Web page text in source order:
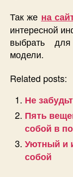
Так же на
интересной
выбрать
модели.
Related posts:
Не
Пять
собой в
Уютный и
собой